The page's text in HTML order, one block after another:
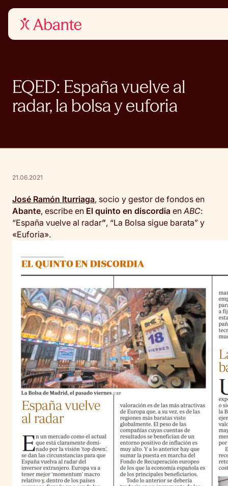
EQED: España vuelve al
radar, la bolsa y euforia
21.06.2021
José Ramón Iturriaga, socio y gestor de fondos en
Abante, escribe en El quinto en discordia enABC:
“España vuelve al radar”, “La Bolsa sigue barata” y
«Euforia».